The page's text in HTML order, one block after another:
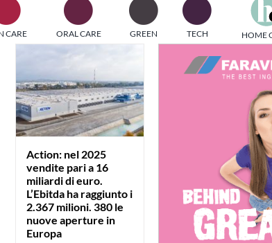
comunicazione
Turbo, in
strumenti di
food,
CARE ORAL CARE GREEN TECH HOME
Action: nel 2025
miliardi di euro.
L’Ebitda ha
raggiunto i 2.367
milioni. 380 le
nuove aperture in
Europa
Action: nel 2025
vendite pari a 16
miliardi di euro.
L’Ebitda ha raggiunto i
2.367 milioni. 380 le
nuove aperture in
Europa